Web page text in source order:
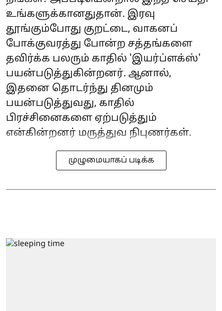
உங்களுக்கானதுதான். இரவு
தூங்கும்போது குறட்டை, வாகனப்
போக்குவரத்து போன்ற சத்தங்களை
தவிர்க்க பலரும் காதில் 'இயர்ப்ளக்ஸ்'
பயன்படுத்துகின்றனர். ஆனால்,
இதனை தொடர்ந்து தினமும்
பயன்படுத்துவது, காதில்
பிரச்சினைகளை ஏற்படுத்தும்
என்கின்றனர் மருத்துவ நிபுணர்கள்.
முழுமையாகப் படிக்க